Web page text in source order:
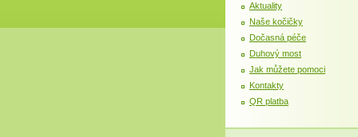
Aktuality
Naše kočičky
Dočasná péče
Duhový most
Jak můžete pomoci
Kontakty
QR platba